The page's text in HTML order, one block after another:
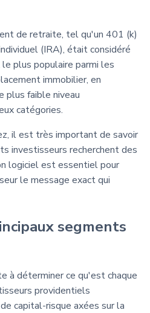
de retraite, tel qu'un 401 (k)
(IRA), était considéré
plus populaire parmi les
immobilier, en
plus faible niveau
catégories.
il est très important de savoir
investisseurs recherchent des
logiciel est essentiel pour
le message exact qui
segments
à déterminer ce qu'est chaque
providentiels
capital-risque axées sur la